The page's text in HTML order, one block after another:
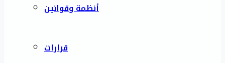
أنظمة وقوانين
قرارات